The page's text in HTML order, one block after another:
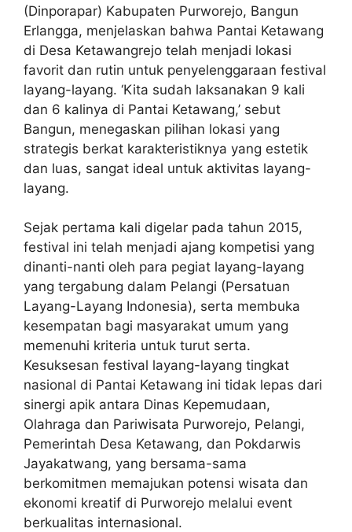
(Dinporapar) Kabupaten Purworejo, Bangun
Erlangga, menjelaskan bahwa Pantai Ketawang
di Desa Ketawangrejo telah menjadi lokasi
favorit dan rutin untuk penyelenggaraan festival
layang-layang. ‘Kita sudah laksanakan 9 kali
dan 6 kalinya di Pantai Ketawang,’ sebut
Bangun, menegaskan pilihan lokasi yang
strategis berkat karakteristiknya yang estetik
dan luas, sangat ideal untuk aktivitas layang-
layang.
Sejak pertama kali digelar pada tahun 2015,
festival ini telah menjadi ajang kompetisi yang
dinanti-nanti oleh para pegiat layang-layang
yang tergabung dalam Pelangi (Persatuan
Layang-Layang Indonesia), serta membuka
kesempatan bagi masyarakat umum yang
memenuhi kriteria untuk turut serta.
Kesuksesan festival layang-layang tingkat
nasional di Pantai Ketawang ini tidak lepas dari
sinergi apik antara Dinas Kepemudaan,
Olahraga dan Pariwisata Purworejo, Pelangi,
Pemerintah Desa Ketawang, dan Pokdarwis
Jayakatwang, yang bersama-sama
berkomitmen memajukan potensi wisata dan
ekonomi kreatif di Purworejo melalui event
berkualitas internasional.